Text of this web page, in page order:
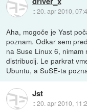
::20. apr 2010,
Aha, mogoče je Yast
poznam. Odkar sem
na Suse Linux 6,
distribucij. Le parkrat
Ubuntu, a SuSE-ta
Jst
::20. apr 2010,